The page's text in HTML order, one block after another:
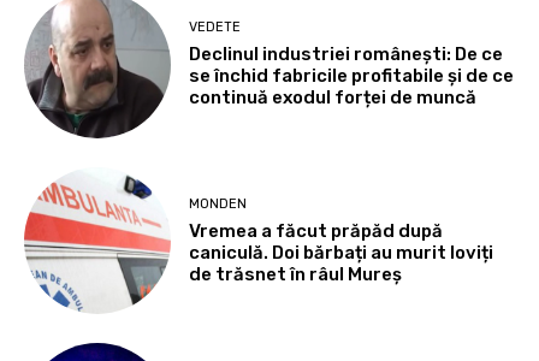
VEDETE
Declinul industriei românești: De ce
se închid fabricile profitabile și de ce
continuă exodul forței de muncă
MONDEN
Vremea a făcut prăpăd după
caniculă. Doi bărbați au murit loviți
de trăsnet în râul Mureș